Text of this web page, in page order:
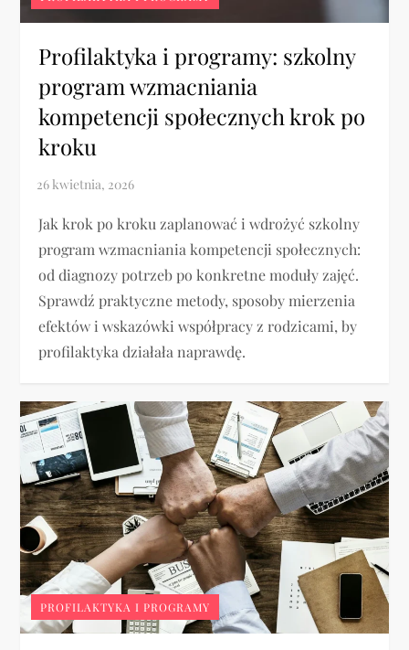
Profilaktyka i programy: szkolny
program wzmacniania
kompetencji społecznych krok po
kroku
Jak krok po kroku zaplanować i wdrożyć szkolny
program wzmacniania kompetencji społecznych:
od diagnozy potrzeb po konkretne moduły zajęć.
Sprawdź praktyczne metody, sposoby mierzenia
efektów i wskazówki współpracy z rodzicami, by
profilaktyka działała naprawdę.
PROFILAKTYKA I PROGRAMY